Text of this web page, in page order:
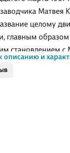
Матвея
целому
главным
становлением
(МУЖВЗ),
описанию и